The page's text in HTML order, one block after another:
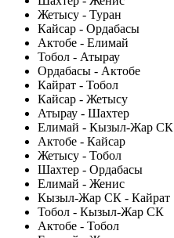
Жетысу - Туран
Кайсар - Ордабасы
Актобе - Елимай
Тобол - Атырау
Ордабасы - Актобе
Кайрат - Тобол
Кайсар - Жетысу
Атырау - Шахтер
Елимай - Кызыл-Жар СК
Актобе - Кайсар
Жетысу - Тобол
Шахтер - Ордабасы
Елимай - Женис
Кызыл-Жар СК - Кайрат
Тобол - Кызыл-Жар СК
Актобе - Тобол